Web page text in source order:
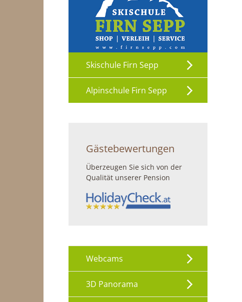
Skischule Firn Sepp
Alpinschule Firn Sepp
Gästebewertungen
Überzeugen Sie sich von der
Qualität unserer Pension
Webcams
3D Panorama